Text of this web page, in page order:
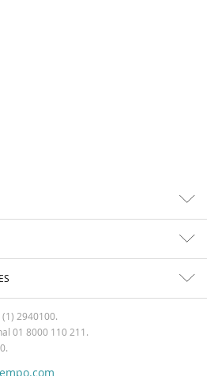
2940100.
01 8000 110 211.